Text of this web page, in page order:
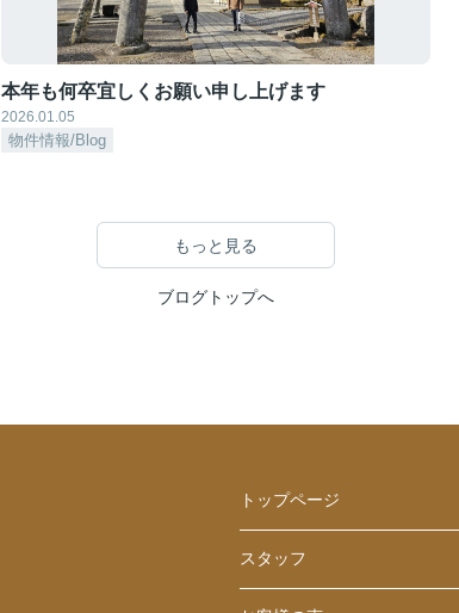
本年も何卒宜しくお願い申し上げます
2026.01.05
物件情報/Blog
もっと見る
ブログトップへ
トップページ
スタッフ